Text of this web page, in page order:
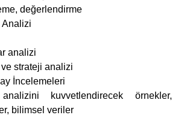
Programları Formatı
Çerçeve Matrisi
yapısının tanımlanması
içyapısının kontrol edilmesi
yol haritasının çıkartılması
Aşamaları, İzleme,
Metotları
planlaması